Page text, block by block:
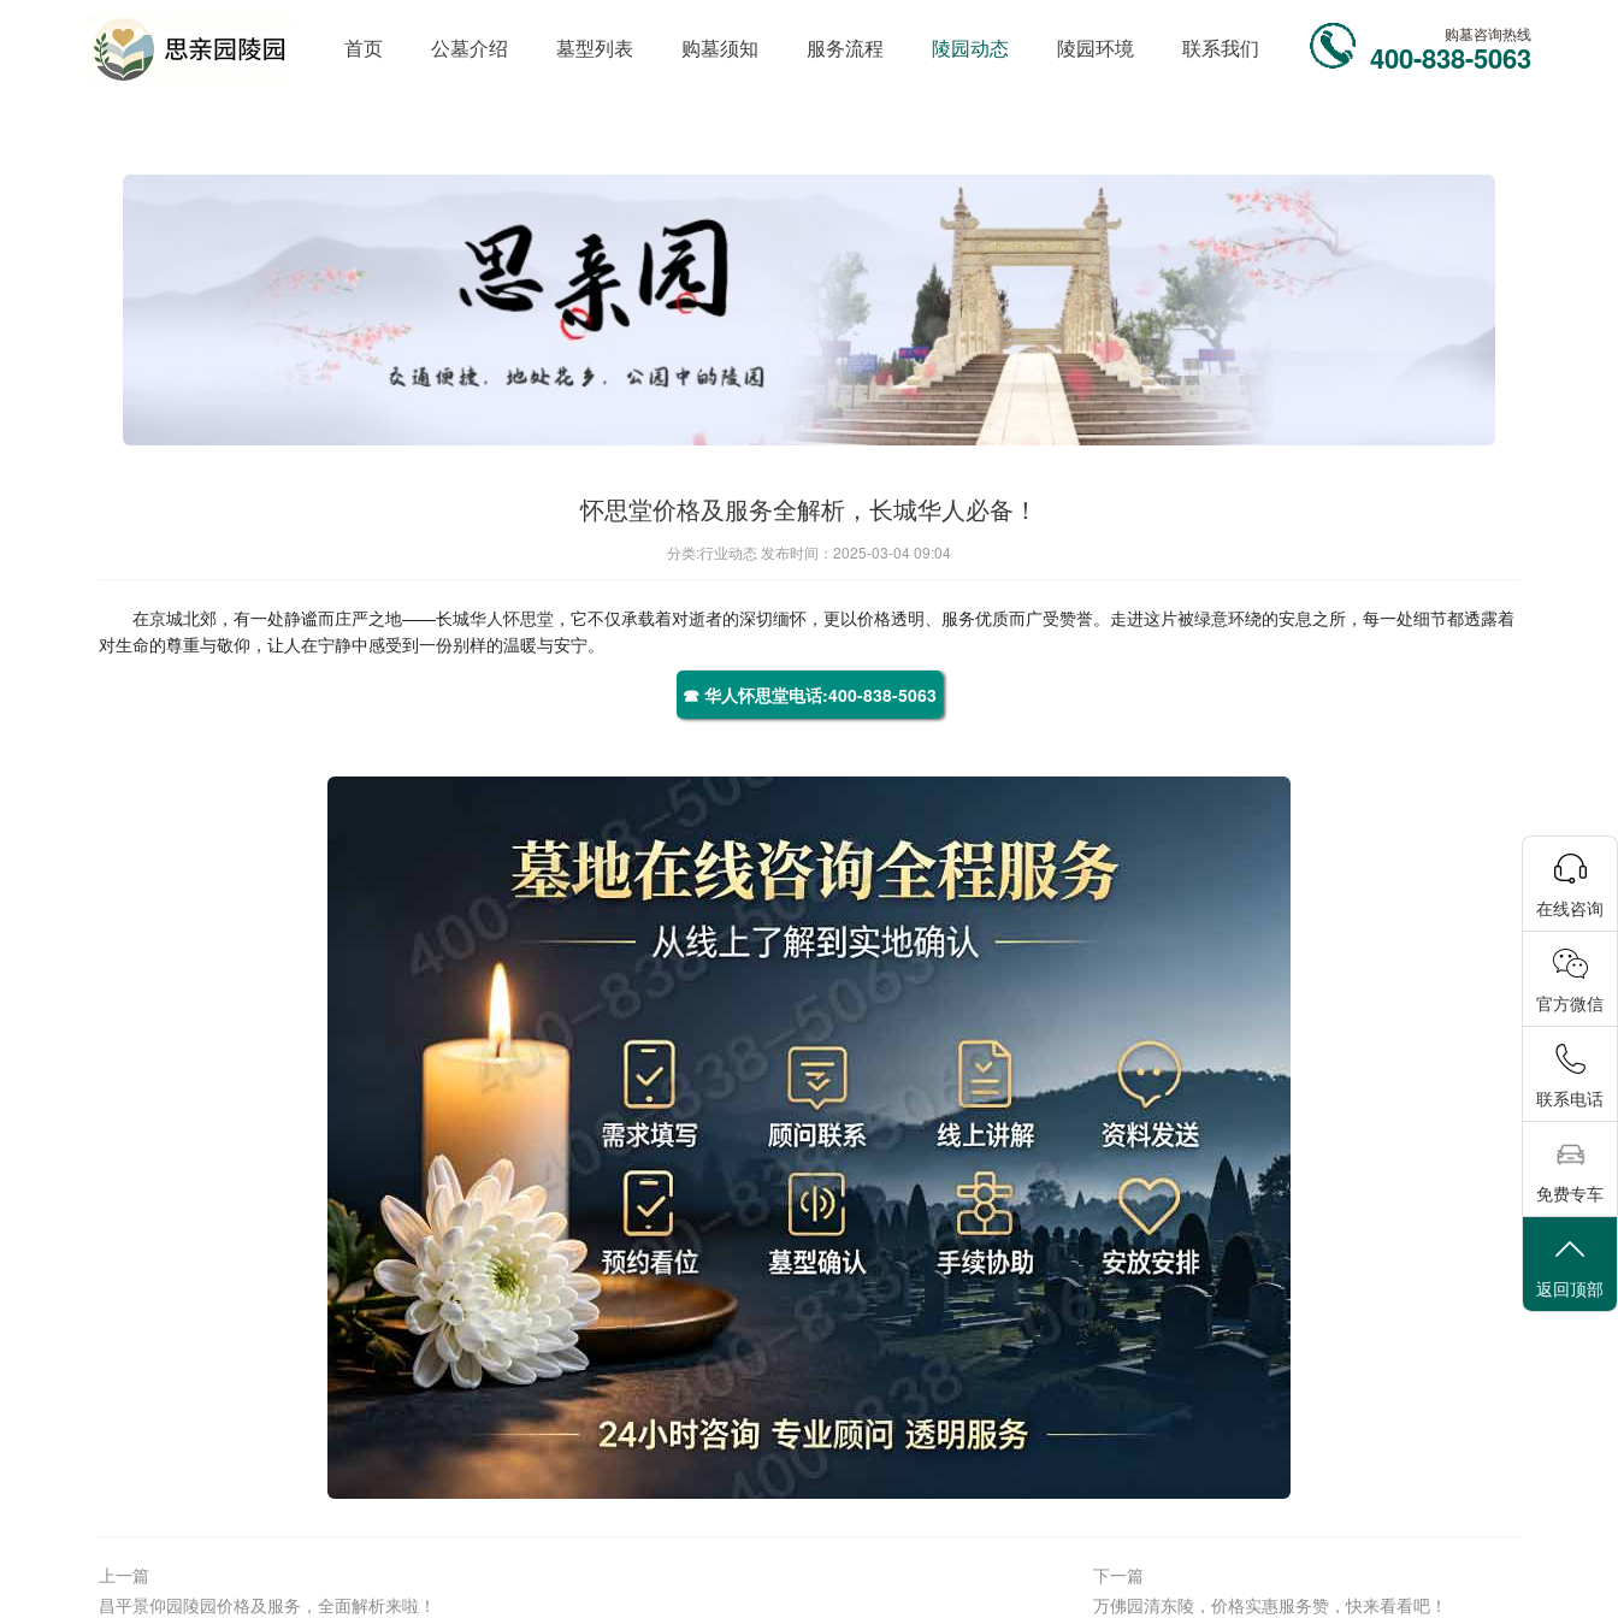
首页 公墓介绍 墓型列表 购墓须知 服务流程 陵园动态 陵园环境 联系我们
购墓咨询热线
400-838-5063
怀思堂价格及服务全解析，长城华人必备！
分类:行业动态 发布时间：2025-03-04 09:04
在京城北郊，有一处静谧而庄严之地——长城华人怀思堂 ，它不仅承载着对逝者的深切缅怀，更以价格透明、服务优质而广受赞誉。走进这片被绿意环绕的安息之所，每一处细节都透露着
对生命的尊重与敬仰，让人在宁静中感受到一份别样的温暖与安宁。
☎ 华人怀思堂电话:400-838-5063
上一篇
昌平景仰园陵园价格及服务，全面解析来啦！
下一篇
万佛园清东陵，价格实惠服务赞，快来看看吧！
在线咨询
官方微信
联系电话
免费专车
返回顶部